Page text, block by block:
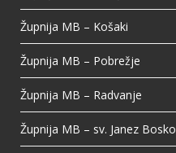
Župnija MB – Košaki
Župnija MB – Pobrežje
Župnija MB – Radvanje
Župnija MB – sv. Janez Bosko